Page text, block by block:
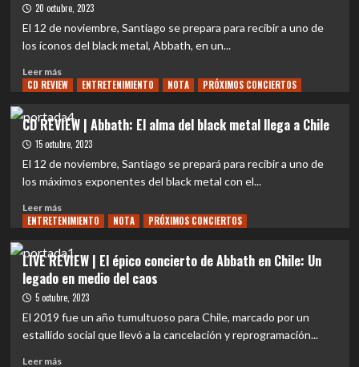
Abbath
regresa
fuerza:
descubriendo
la
de
“Outstrider”
20 octubre, 2023
El 12 de noviembre, Santiago se prepara para recibir a uno de
los íconos del black metal, Abbath, en un...
Leer másLeer
más
NOTA
|
Abbath
ruge
con
épico
cover
‘Riding
on
the
Wind’
de
Priest
CD REVIEW ENTRETENIMIENTO NOTA PRÓXIMOS CONCIERTOS
CD REVIEW | Abbath: El alma del black metal llega a Chile
15 octubre, 2023
El 12 de noviembre, Santiago se prepará para recibir a uno de
los máximos exponentes del black metal con el...
Leer másLeer
más
CD
REVIEW
|
Abbath:
El
del
black
ENTRETENIMIENTO NOTA PRÓXIMOS CONCIERTOS
LIVE REVIEW | El épico concierto de Abbath en Chile: Un
legado en medio del caos
5 octubre, 2023
El 2019 fue un año tumultuoso para Chile, marcado por un
estallido social que llevó a la cancelación y reprogramación...
Leer másLeer